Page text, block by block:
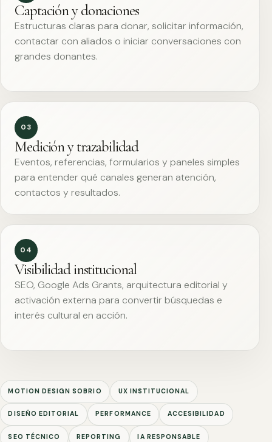
Captación y donaciones
Estructuras claras para donar, solicitar información,
contactar con aliados o iniciar conversaciones con
grandes donantes.
03
Medición y trazabilidad
Eventos, referencias, formularios y paneles simples
para entender qué canales generan atención,
contactos y resultados.
04
Visibilidad institucional
SEO, Google Ads Grants, arquitectura editorial y
activación externa para convertir búsquedas e
interés cultural en acción.
MOTION DESIGN SOBRIO UX INSTITUCIONAL
DISEÑO EDITORIAL PERFORMANCE ACCESIBILIDAD
SEO TÉCNICO REPORTING IA RESPONSABLE